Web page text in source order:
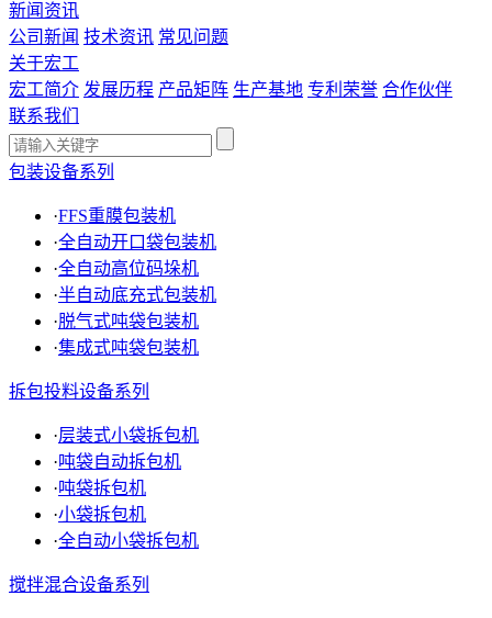
新闻资讯
公司新闻 技术资讯 常见问题
关于宏工
宏工简介 发展历程 产品矩阵 生产基地 专利荣誉 合作伙伴
联系我们
包装设备系列
·FFS重膜包装机
·全自动开口袋包装机
·全自动高位码垛机
·半自动底充式包装机
·脱气式吨袋包装机
·集成式吨袋包装机
拆包投料设备系列
·层装式小袋拆包机
·吨袋自动拆包机
·吨袋拆包机
·小袋拆包机
·全自动小袋拆包机
搅拌混合设备系列